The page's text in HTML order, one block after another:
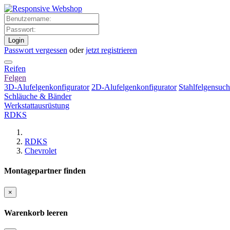
Login
Passwort vergessen oderjetzt registrieren
Reifen
Felgen
3D-Alufelgenkonfigurator 2D-Alufelgenkonfigurator
Schläuche & Bänder
Werkstattausrüstung
RDKS
RDKS
Chevrolet
Montagepartner finden
×
Warenkorb leeren